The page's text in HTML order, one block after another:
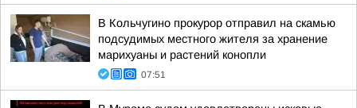
В Кольчугино прокурор отправил на скамью
подсудимых местного жителя за хранение
марихуаны и растений конопли
07:51